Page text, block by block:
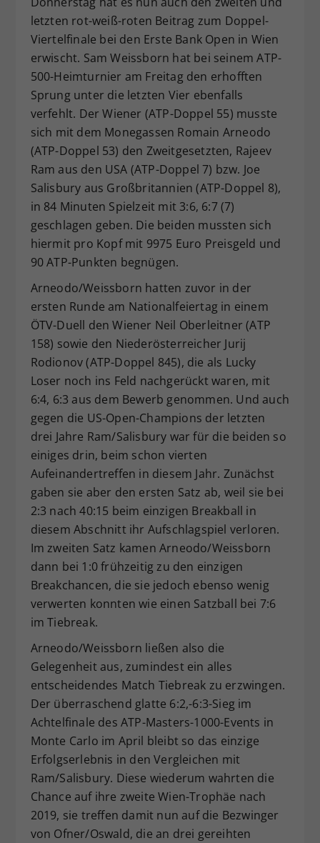
letzten rot-weiß-roten Beitrag zum Doppel-
Viertelfinale bei den Erste Bank Open in Wien
erwischt. Sam Weissborn hat bei seinem ATP-
500-Heimturnier am Freitag den erhofften
Sprung unter die letzten Vier ebenfalls
verfehlt. Der Wiener (ATP-Doppel 55) musste
sich mit dem Monegassen Romain Arneodo
(ATP-Doppel 53) den Zweitgesetzten, Rajeev
Ram aus den USA (ATP-Doppel 7) bzw. Joe
Salisbury aus Großbritannien (ATP-Doppel 8),
in 84 Minuten Spielzeit mit 3:6, 6:7 (7)
geschlagen geben. Die beiden mussten sich
hiermit pro Kopf mit 9975 Euro Preisgeld und
90 ATP-Punkten begnügen.
Arneodo/Weissborn hatten zuvor in der
ersten Runde am Nationalfeiertag in einem
ÖTV-Duell den Wiener Neil Oberleitner (ATP
158) sowie den Niederösterreicher Jurij
Rodionov (ATP-Doppel 845), die als Lucky
Loser noch ins Feld nachgerückt waren, mit
6:4, 6:3 aus dem Bewerb genommen. Und auch
gegen die US-Open-Champions der letzten
drei Jahre Ram/Salisbury war für die beiden so
einiges drin, beim schon vierten
Aufeinandertreffen in diesem Jahr. Zunächst
gaben sie aber den ersten Satz ab, weil sie bei
2:3 nach 40:15 beim einzigen Breakball in
diesem Abschnitt ihr Aufschlagspiel verloren.
Im zweiten Satz kamen Arneodo/Weissborn
dann bei 1:0 frühzeitig zu den einzigen
Breakchancen, die sie jedoch ebenso wenig
verwerten konnten wie einen Satzball bei 7:6
im Tiebreak.
Arneodo/Weissborn ließen also die
Gelegenheit aus, zumindest ein alles
entscheidendes Match Tiebreak zu erzwingen.
Der überraschend glatte 6:2,-6:3-Sieg im
Achtelfinale des ATP-Masters-1000-Events in
Monte Carlo im April bleibt so das einzige
Erfolgserlebnis in den Vergleichen mit
Ram/Salisbury. Diese wiederum wahrten die
Chance auf ihre zweite Wien-Trophäe nach
2019, sie treffen damit nun auf die Bezwinger
von Ofner/Oswald, die an drei gereihten
Zweck
Dieser Wert speichert Ihre Consent-
Einstellungen. Unter anderem eine
zufällig generierte ID, für die
historische Speicherung Ihrer
vorgenommen Einstellungen, falls der
Webseiten-Betreiber dies eingestellt
hat.